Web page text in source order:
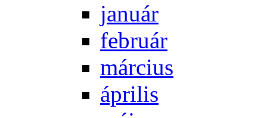
ja­nu­ár
feb­ru­ár
már­ci­us
áp­ri­lis